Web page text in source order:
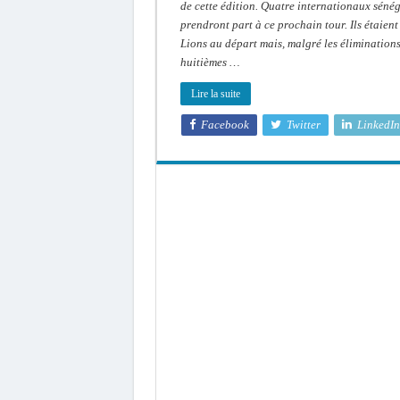
de cette édition. Quatre internationaux
prendront part à ce prochain tour. Ils étaient
Lions au départ mais, malgré les
huitièmes …
Lire la suite
Facebook Twitter LinkedIn